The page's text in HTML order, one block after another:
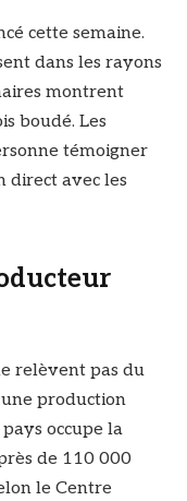
cette semaine.
dans les rayons
montrent
boudé. Les
témoigner
direct avec les
relèvent pas du
production
occupe la
de 110 000
le Centre